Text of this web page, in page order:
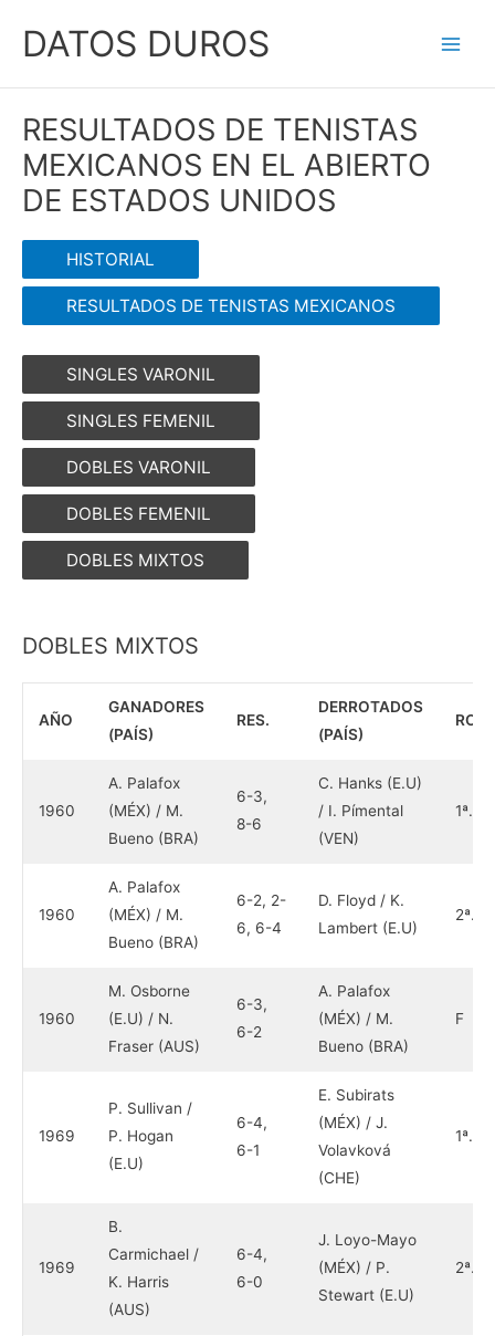
DATOS DUROS
RESULTADOS DE TENISTAS
MEXICANOS EN EL ABIERTO
DE ESTADOS UNIDOS
HISTORIAL
RESULTADOS DE TENISTAS MEXICANOS
SINGLES VARONIL
SINGLES FEMENIL
DOBLES VARONIL
DOBLES FEMENIL
DOBLES MIXTOS
DOBLES MIXTOS
AÑO
GANADORES
(PAÍS)
RES.
DERROTADOS
(PAÍS)
1960
A. Palafox
(MÉX) / M.
Bueno (BRA)
6-3,
8-6
C. Hanks (E.U)
/ I. Pímental
(VEN)
1ª.
1960
A. Palafox
(MÉX) / M.
Bueno (BRA)
6-2, 2-
6, 6-4
D. Floyd / K.
Lambert (E.U)
2ª.
1960
M. Osborne
(E.U) / N.
Fraser (AUS)
6-3,
6-2
A. Palafox
(MÉX) / M.
Bueno (BRA)
F
1969
P. Sullivan /
P. Hogan
(E.U)
6-4,
6-1
E. Subirats
(MÉX) / J.
Volavková
(CHE)
1ª.
1969
B.
Carmichael /
K. Harris
(AUS)
6-4,
6-0
J. Loyo-Mayo
(MÉX) / P.
Stewart (E.U)
2ª.